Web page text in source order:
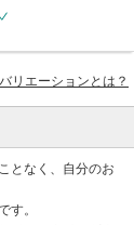
バリエーションとは？
となく、自分のお
す。